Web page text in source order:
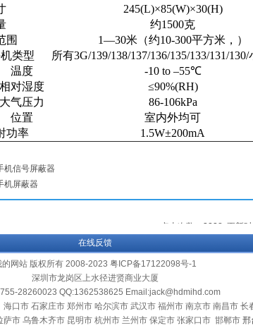
245(L)×85(W)×30(H)
约1500克
围 1—30米（约10-300平方米，）
类型 所有3G/139/138/137/136/135/133/131/130/
温度
-10 to –55℃
相对湿度
≤90%(RH)
大气压力
86-106kPa
位置
室内外均可
功率 1.5W±200mA
机信号屏蔽器
机屏蔽器
点击次数： 3228 更新
在线反馈
的网站 版权所有 2008-2023 粤ICP备17122098号-1
深圳市龙岗区上水径进贤商业大厦
28260023 QQ:1362538625 Email:jack@hdmihd.com
海口市 石家庄市 郑州市 哈尔滨市 武汉市福州市 南京市 南昌市 长
市 乌鲁木齐市 昆明市 杭州市 兰州市 保定市 张家口市 邯郸市 邢